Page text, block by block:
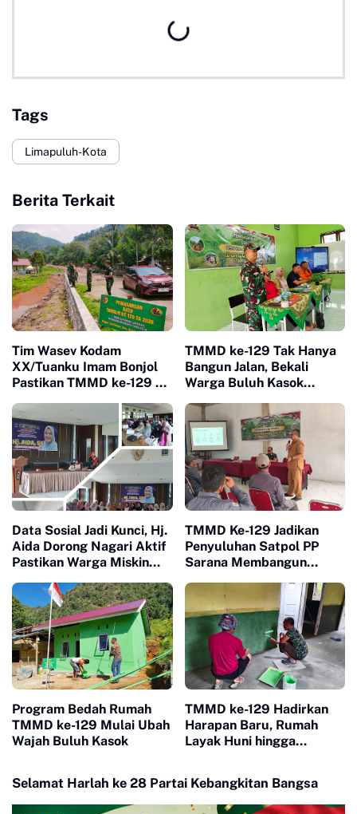
Tags
Limapuluh-Kota
Berita Terkait
Tim Wasev Kodam
XX/Tuanku Imam Bonjol
Pastikan TMMD ke-129 di
Sasaran dan Berkualitas
TMMD ke-129 Tak Hanya
Bangun Jalan, Bekali
Warga Buluh Kasok
Bencana
Data Sosial Jadi Kunci, Hj.
Aida Dorong Nagari Aktif
Pastikan Warga Miskin
TMMD Ke-129 Jadikan
Penyuluhan Satpol PP
Sarana Membangun
Ketertiban
Program Bedah Rumah
TMMD ke-129 Mulai Ubah
Wajah Buluh Kasok
TMMD ke-129 Hadirkan
Harapan Baru, Rumah
Layak Huni hingga
Kasok
Selamat Harlah ke 28 Partai Kebangkitan Bangsa